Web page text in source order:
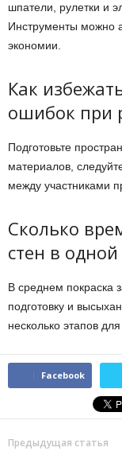
шпатели, рулетки и
Инструменты можно
экономии.
Как
ошибок при
Подготовьте
материалов,
между участниками
Сколько
стен в
В среднем покраска
подготовку и
несколько этапов для
Facebook
Предыдущая статья